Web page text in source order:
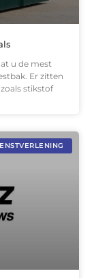
u de mest
Er zitten
stikstof